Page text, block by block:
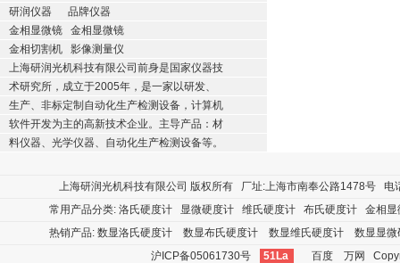
研润仪器
品牌仪器
金相显微镜
金相显微镜
金相切割机
影像测量仪
上海研润光机科技有限公司前身是国家仪器技
术研究所，成立于2005年，是一家以研发、
生产、非标定制自动化生产检测设备，计算机
软件开发为主的高新技术企业。主导产品：材
料仪器、光学仪器、自动化生产检测设备等。
上海研润光机科技有限公司 版权所有 厂址:上海市南奉公路1478号
常用产品分类: 洛氏硬度计 显微硬度计 维氏硬度计 布氏硬度计
金相显
热销产品: 数显洛氏硬度计 数显布氏硬度计 数显维氏硬度计
数显显微
沪ICP备05061730号
51La 百度 万网